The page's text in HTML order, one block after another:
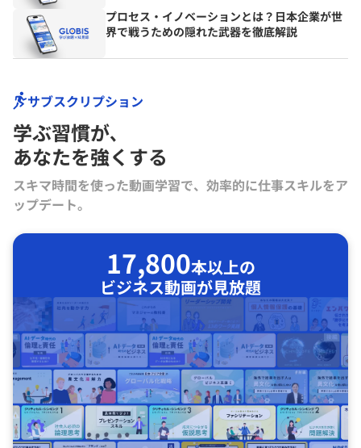
プロセス・イノベーションとは？日本企業が世
界で戦うための隠れた武器を徹底解説
サブスクリプション
学ぶ習慣が､
あなたを強くする
スキマ時間を使った動画学習で、効率的に仕事スキルをア
ップデート。
17,800本以上の
ビジネス動画が見放題